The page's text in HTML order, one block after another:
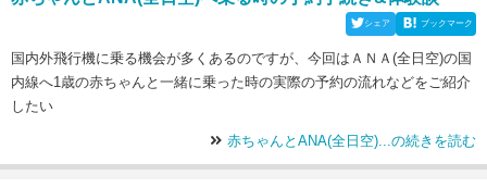
シェア ブックマーク
国内外飛行機に乗る機会が多くあるのですが、今回はＡＮＡ(全日空)の国
内線へ1歳の赤ちゃんと一緒に乗った時の実際の予約の流れなどをご紹介
したい
赤ちゃんとANA(全日空)...の続きを読む